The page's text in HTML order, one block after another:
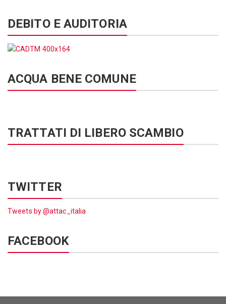
DEBITO E AUDITORIA
ACQUA BENE COMUNE
TRATTATI DI LIBERO SCAMBIO
TWITTER
Tweets by @attac_italia
FACEBOOK